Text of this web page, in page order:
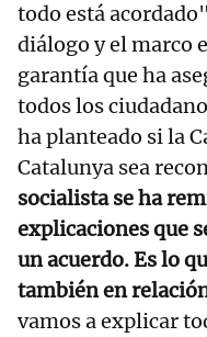
todo está
diálogo y el marco
garantía que ha
todos los
ha planteado si la
Catalunya sea
socialista se ha
explicaciones que
un acuerdo. Es lo
también en
vamos a explicar